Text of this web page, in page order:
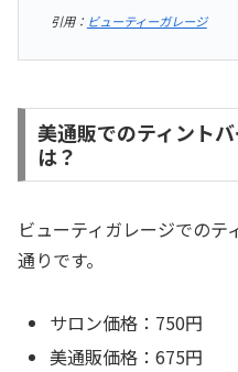
引用： ビューティーガレージ
美通販でのティント
は？
ビューティガレージでの
通りです。
サロン価格：750円
美通販価格：675円